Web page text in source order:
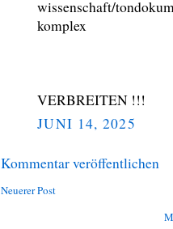
wissenschaft/
komplex
VERBREITEN !!!
JUNI 14, 2025
Kommentar veröffentlichen
Neuerer Post